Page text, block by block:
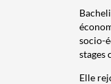
socio-
stages
Elle